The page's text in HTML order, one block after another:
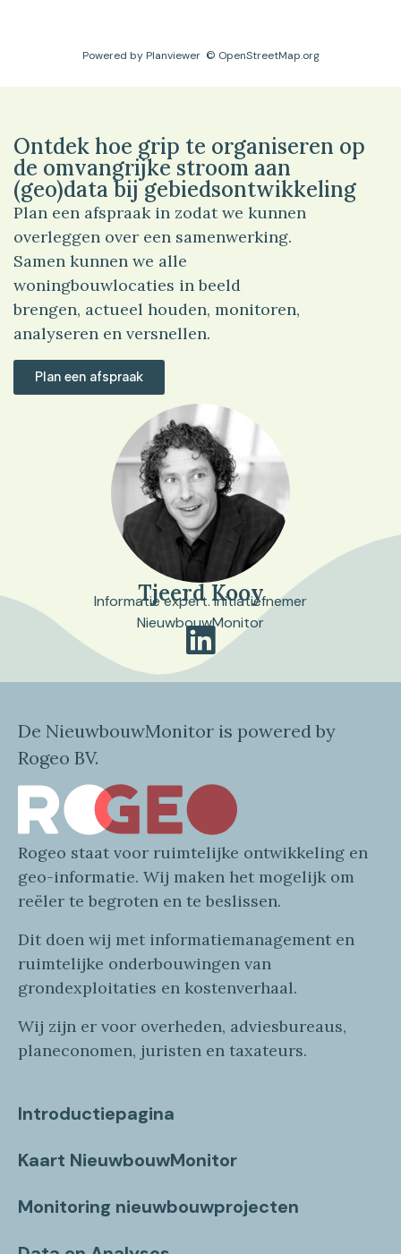
Powered by Planviewer© OpenStreetMap.org
Ontdek hoe grip te organiseren op
de omvangrijke stroom aan
(geo)data bij gebiedsontwikkeling
Plan een afspraak in zodat we kunnen
overleggen over een samenwerking.
Samen kunnen we alle
woningbouwlocaties in beeld
brengen, actueel houden, monitoren,
analyseren en versnellen.
Plan een afspraak
Tjeerd Kooy
Informatie expert. Initiatiefnemer
NieuwbouwMonitor
De NieuwbouwMonitor is powered by
Rogeo BV.
Rogeo staat voor ruimtelijke ontwikkeling en
geo-informatie. Wij maken het mogelijk om
reëler te begroten en te beslissen.
Dit doen wij met informatiemanagement en
ruimtelijke onderbouwingen van
grondexploitaties en kostenverhaal.
Wij zijn er voor overheden, adviesbureaus,
planeconomen, juristen en taxateurs.
Introductiepagina
Kaart NieuwbouwMonitor
Monitoring nieuwbouwprojecten